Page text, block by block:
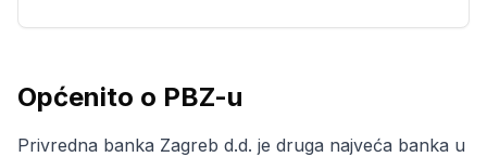
Općenito o PBZ-u
Privredna banka Zagreb d.d. je druga najveća banka u